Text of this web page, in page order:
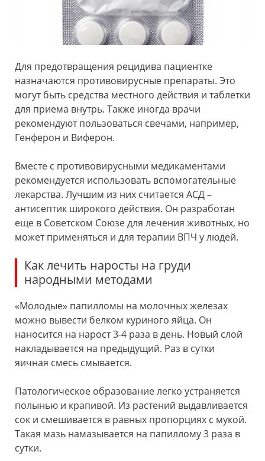
Для предотвращения рецидива пациентке
назначаются противовирусные препараты. Это
могут быть средства местного действия и таблетки
для приема внутрь. Также иногда врачи
рекомендуют пользоваться свечами, например,
Генферон и Виферон.
Вместе с противовирусными медикаментами
рекомендуется использовать вспомогательные
лекарства. Лучшим из них считается АСД –
антисептик широкого действия. Он разработан
еще в Советском Союзе для лечения животных, но
может применяться и для терапии ВПЧ у людей.
Как лечить наросты на груди
народными методами
«Молодые» папилломы на молочных железах
можно вывести белком куриного яйца. Он
наносится на нарост 3-4 раза в день. Новый слой
накладывается на предыдущий. Раз в сутки
яичная смесь смывается.
Патологическое образование легко устраняется
полынью и крапивой. Из растений выдавливается
сок и смешивается в равных пропорциях с мукой.
Такая мазь намазывается на папиллому 3 раза в
сутки.